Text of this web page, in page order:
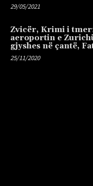
29/05/2021
Zvicër, Krimi i
aeroportin e
gjyshes në çantë,
25/11/2020